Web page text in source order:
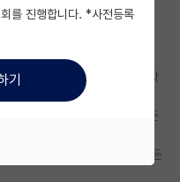
있는데요, 아마 석박 진학 생각
할 학생만 받는걸로 알고있거든
에 진학할지는 아직 모르겠거든
를 진행합니다. *사전등록
기